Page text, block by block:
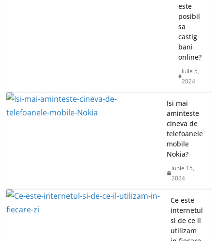
este
posibil
sa
castig
bani
online?
iulie 5,
2024
Isi mai
aminteste
cineva de
telefoanele
mobile
Nokia?
iunie 15,
2024
Ce este
internetul
si de ce il
utilizam